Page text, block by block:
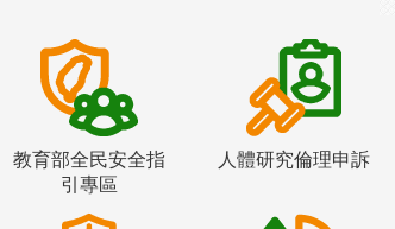
教育部全民安全指
引專區
人體研究倫理申訴